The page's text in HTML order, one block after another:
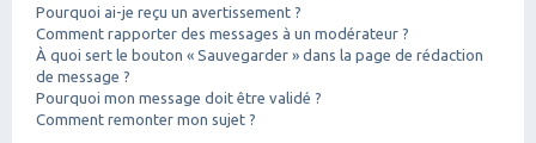
Pourquoi ai-je reçu un avertissement ?
Comment rapporter des messages à un modérateur ?
À quoi sert le bouton « Sauvegarder » dans la page de rédaction
de message ?
Pourquoi mon message doit être validé ?
Comment remonter mon sujet ?